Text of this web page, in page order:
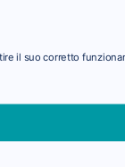
il suo corretto